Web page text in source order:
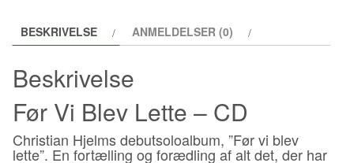
BESKRIVELSE ANMELDELSER (0)
Beskrivelse
Før Vi Blev Lette – CD
Christian Hjelms debutsoloalbum, ”Før vi blev
lette”. En fortælling og forædling af alt det, der har